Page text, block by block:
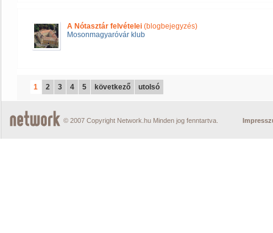
A Nótasztár felvételei (blogbejegyzés)
Mosonmagyaróvár klub
1 2 3 4 5 következő utolsó
© 2007 Copyright Network.hu Minden jog fenntartva.